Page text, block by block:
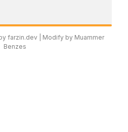
farzin.dev | Modify by Muammer
Benzes